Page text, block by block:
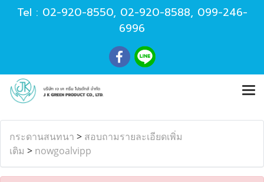
Tel : 02-920-8550, 02-920-8588, 099-246-
6996
กระดานสนทนา > สอบถามรายละเอียดเพิ่ม
เติม > nowgoalvipp